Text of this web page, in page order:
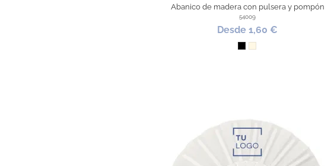
Abanico de madera con pulsera y pompón
54009
Desde 1,60 €
NegroNatural